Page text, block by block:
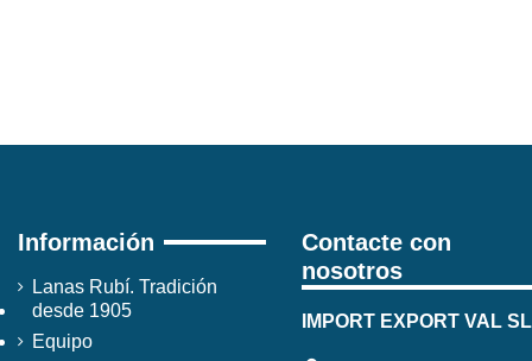
Información
Lanas Rubí. Tradición
desde 1905
Equipo
Contacte con
nosotros
IMPORT EXPORT VAL SL